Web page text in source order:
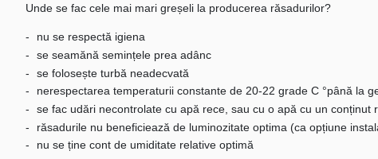
Unde se fac cele mai mari greșeli la producerea răsadurilor?
nu se respectă igiena
se seamănă semințele prea adânc
se folosește turbă neadecvată
nerespectarea temperaturii constante de 20-22 grade C °până la
se fac udări necontrolate cu apă rece, sau cu o apă cu un conținut
răsadurile nu beneficiează de luminozitate optima (ca opțiune
nu se ține cont de umiditate relative optimă